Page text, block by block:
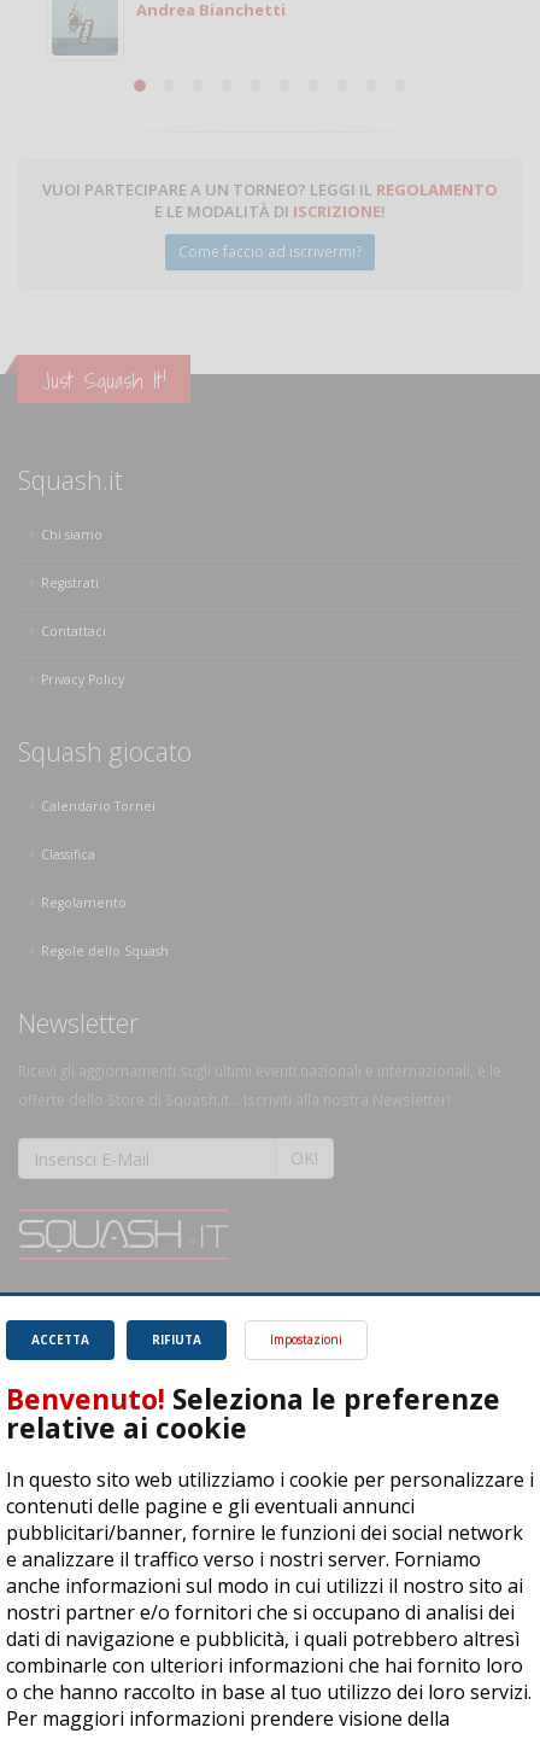
Michele Miglionico
VUOI PARTECIPARE A UN TORNEO? LEGGI IL REGOLAMENTO
E LE MODALITÀ DI ISCRIZIONE!
Come faccio ad iscrivermi?
Just Squash It!
Squash.it
Chi siamo
Registrati
Contattaci
Privacy Policy
Squash giocato
Calendario Tornei
Classifica
Regolamento
Regole dello Squash
Newsletter
Ricevi gli aggiornamenti sugli ultimi eventi nazionali e internazionali, e le
offerte dello Store di Squash.it... Iscriviti alla nostra Newsletter!
OK!
SQUASH.it: Il punto di riferimento quotidiano per tutti gli amanti di questo
magnifico sport.
Leggi
RIFIUTA
ACCETTA Impostazioni
Benvenuto! Seleziona le preferenze
relative ai cookie
In questo sito web utilizziamo i cookie per personalizzare i
contenuti delle pagine e gli eventuali annunci
pubblicitari/banner, fornire le funzioni dei social network
e analizzare il traffico verso i nostri server. Forniamo
anche informazioni sul modo in cui utilizzi il nostro sito ai
nostri partner e/o fornitori che si occupano di analisi dei
dati di navigazione e pubblicità, i quali potrebbero altresì
combinarle con ulteriori informazioni che hai fornito loro
o che hanno raccolto in base al tuo utilizzo dei loro servizi.
Per maggiori informazioni prendere visione della
ASD Let's Sport - Via T. Olivelli 3, 25014 Castenedolo (BS) - P. Iva:
04278030988
© Copyright 2015 | All Rights Reserved - Powered byDynDevice
Privacy Policy Cookie Policy Accessibilità Sitemap